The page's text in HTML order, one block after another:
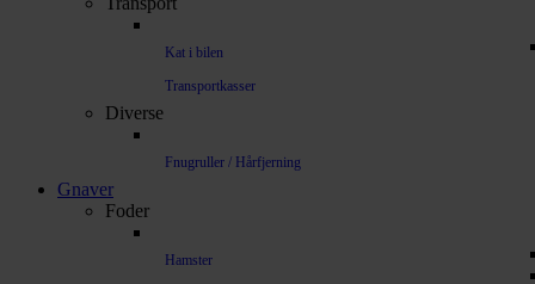
Kat i bilen
Transportkasser
Diverse
Fnugruller / Hårfjerning
Gnaver
Foder
Hamster